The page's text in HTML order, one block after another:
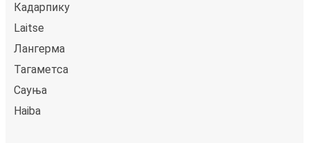
Кадарпику
Laitse
Лангерма
Тагаметса
Сауња
Haiba